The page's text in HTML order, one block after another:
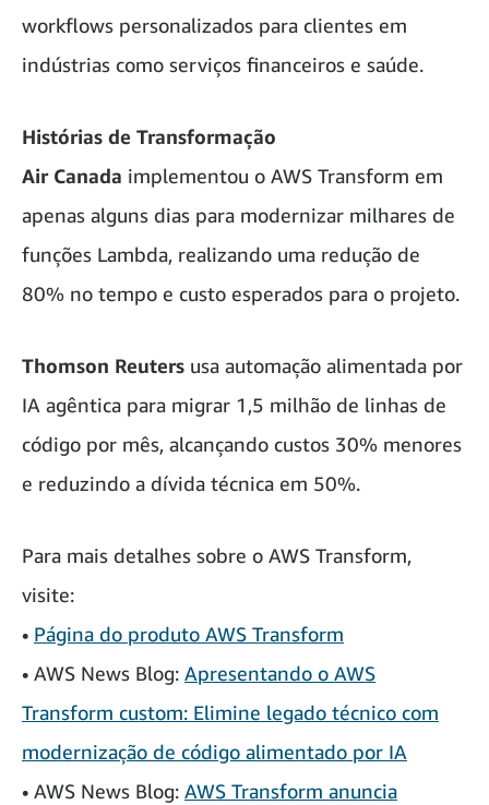
workflows personalizados para clientes em
indústrias como serviços financeiros e saúde.
Histórias de Transformação
Air Canada implementou o AWS Transform em
apenas alguns dias para modernizar milhares de
funções Lambda, realizando uma redução de
80% no tempo e custo esperados para o projeto.
Thomson Reuters usa automação alimentada por
IA agêntica para migrar 1,5 milhão de linhas de
código por mês, alcançando custos 30% menores
e reduzindo a dívida técnica em 50%.
Para mais detalhes sobre o AWS Transform,
visite:
• Página do produto AWS Transform
• AWS News Blog: Apresentando o AWS
Transform custom: Elimine legado técnico com
modernização de código alimentado por IA
• AWS News Blog: AWS Transform anuncia